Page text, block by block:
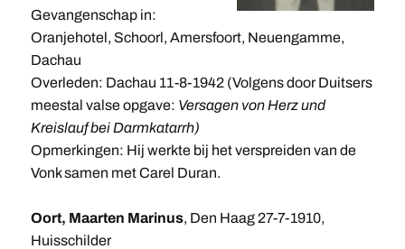
Gevangenschap in:
Oranjehotel, Schoorl, Amersfoort, Neuengamme,
Dachau
Overleden: Dachau 11-8-1942 (Volgens door Duitsers
meestal valse opgave: Versagen von Herz und
Kreislauf bei Darmkatarrh)
Opmerkingen: Hij werkte bij het verspreiden van de
Vonk samen met Carel Duran.
Oort, Maarten Marinus, Den Haag 27-7-1910,
Huisschilder